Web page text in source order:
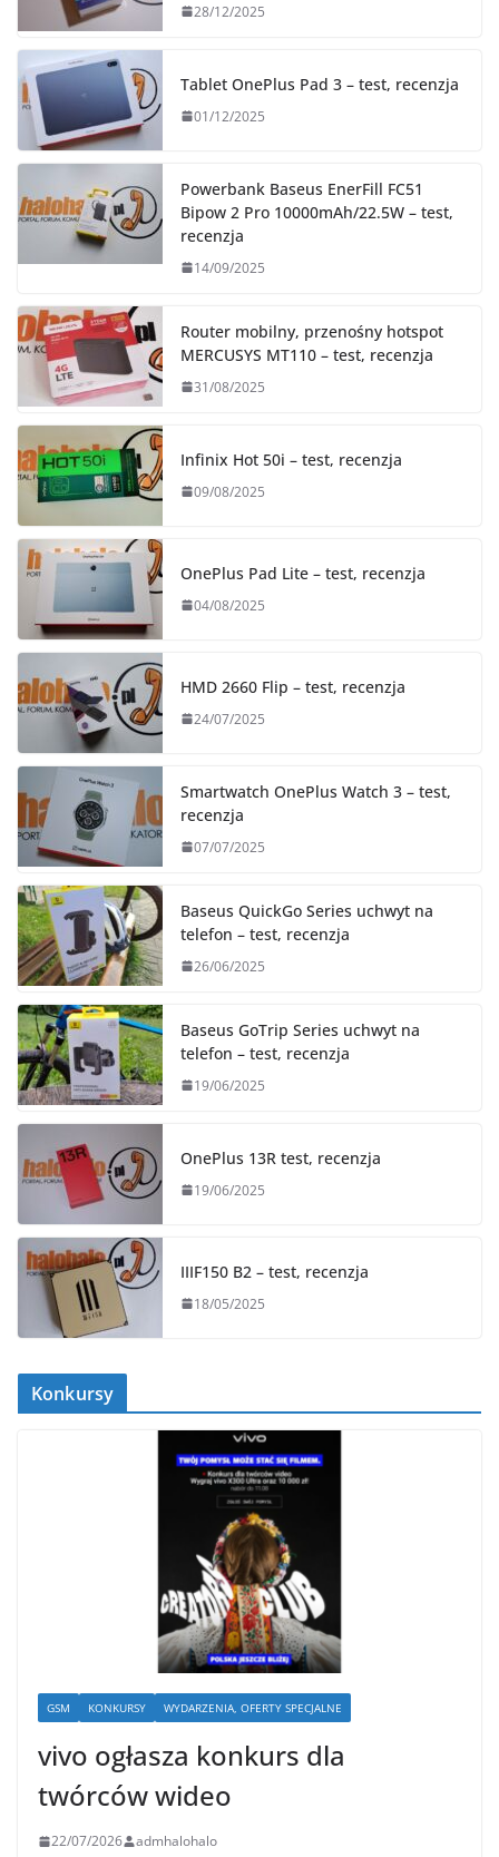
28/12/2025
Tablet OnePlus Pad 3 – test, recenzja
01/12/2025
Powerbank Baseus EnerFill FC51
Bipow 2 Pro 10000mAh/22.5W – test,
recenzja
14/09/2025
Router mobilny, przenośny hotspot
MERCUSYS MT110 – test, recenzja
31/08/2025
Infinix Hot 50i – test, recenzja
09/08/2025
OnePlus Pad Lite – test, recenzja
04/08/2025
HMD 2660 Flip – test, recenzja
24/07/2025
Smartwatch OnePlus Watch 3 – test,
recenzja
07/07/2025
Baseus QuickGo Series uchwyt na
telefon – test, recenzja
26/06/2025
Baseus GoTrip Series uchwyt na
telefon – test, recenzja
19/06/2025
OnePlus 13R test, recenzja
19/06/2025
IIIF150 B2 – test, recenzja
18/05/2025
Konkursy
GSM KONKURSY WYDARZENIA, OFERTY SPECJALNE
vivo ogłasza konkurs dla
twórców wideo
22/07/2026 admhalohalo